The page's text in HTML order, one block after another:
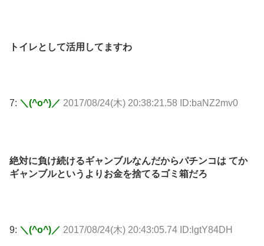
トイレとして活用してますわ
7: ＼(^o^)／ 2017/08/24(木) 20:38:21.58 ID:baNZ2mv0
絶対に負け続けるギャンブルなんだからパチンコは てか
ギャンブルというよりお金を捨てるゴミ箱だろ
9: ＼(^o^)／ 2017/08/24(木) 20:43:05.74 ID:lgtY84DH